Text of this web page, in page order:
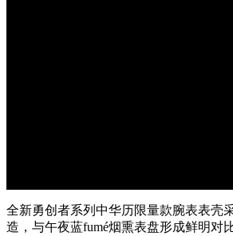
全新勇创者系列中华历限量款腕表表壳
造，与午夜蓝fumé烟熏表盘形成鲜明对